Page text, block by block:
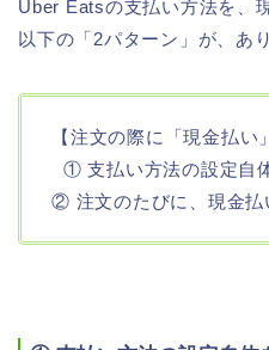
Uber Eatsの支払い方法を、
以下の「2パターン」が、あ
【注文の際に「現金払い
① 支払い方法の設定自
② 注文のたびに、現金払